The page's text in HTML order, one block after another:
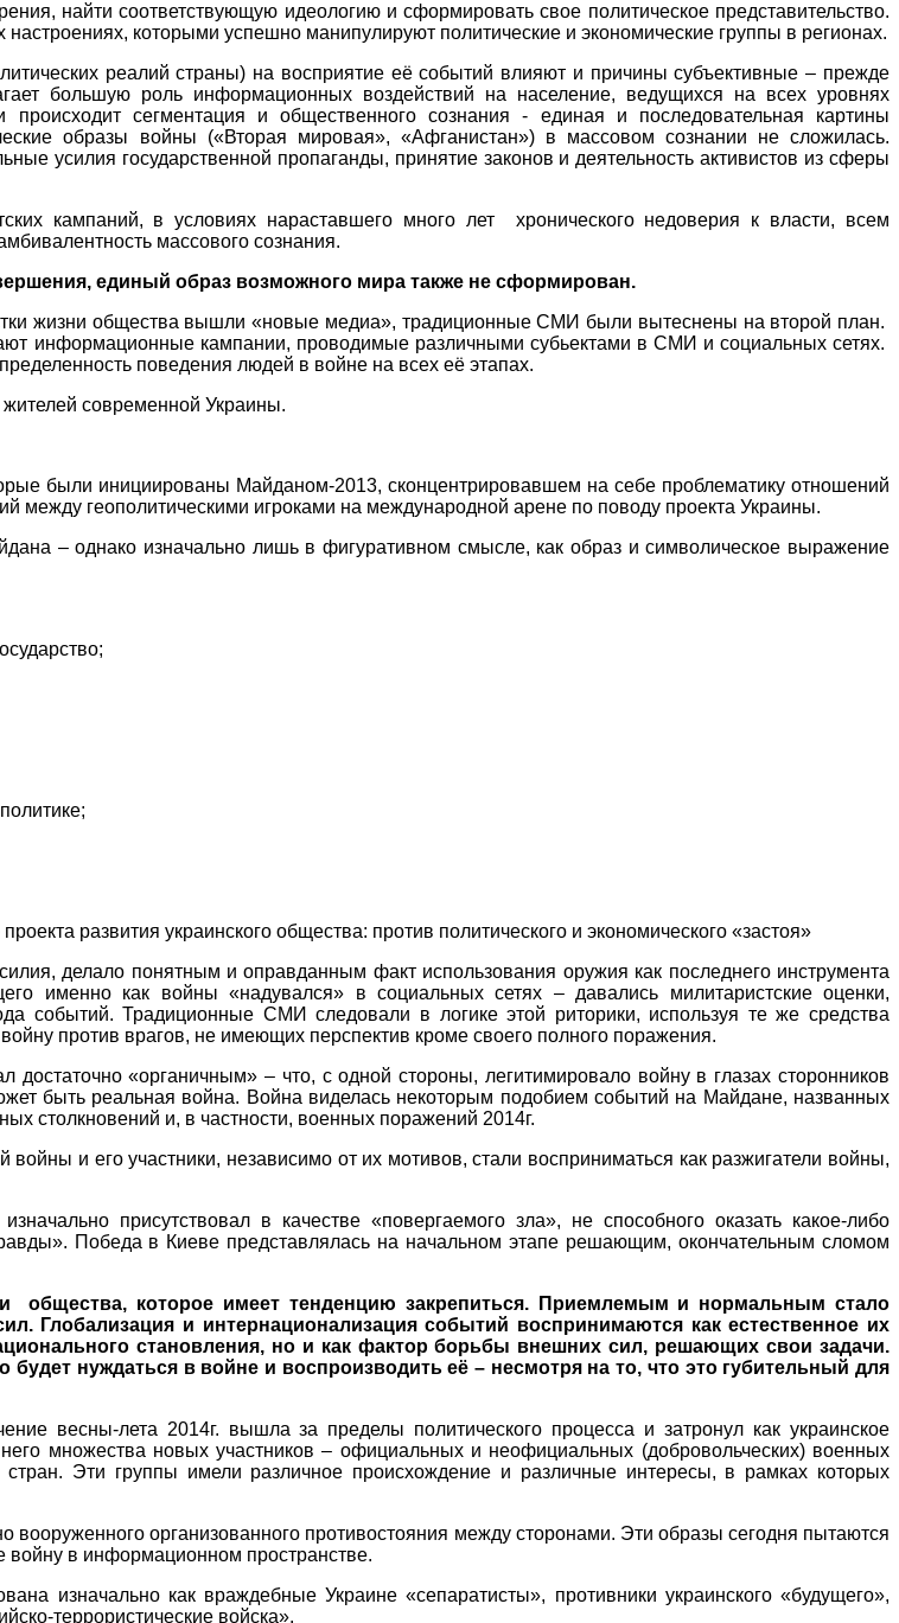
найти соответствующую идеологию и сформировать свое политическое представительство.
которыми успешно манипулируют политические и экономические группы в регионах.
реалий страны) на восприятие её событий влияют и причины субъективные – прежде
большую роль информационных воздействий на население, ведущихся на всех уровнях
сегментация и общественного сознания - единая и последовательная картины
образы войны («Вторая мировая», «Афганистан») в массовом сознании не сложилась.
усилия государственной пропаганды, принятие законов и деятельность активистов из сферы
кампаний, в условиях нараставшего много лет
хронического недоверия к власти, всем
массового сознания.
единый образ возможного мира также не сформирован.
жизни общества вышли «новые медиа», традиционные СМИ были вытеснены на второй план.
информационные кампании, проводимые различными субьектами в СМИ и социальных сетях.
поведения людей в войне на всех её этапах.
современной Украины.
были инициированы Майданом-2013, сконцентрировавшем на себе проблематику отношений
между геополитическими игроками на международной арене по поводу проекта Украины.
– однако изначально лишь в фигуративном смысле, как образ и символическое выражение
развития украинского общества: против политического и экономического «застоя»
делало понятным и оправданным факт использования оружия как последнего инструмента
именно как войны «надувался» в социальных сетях – давались милитаристские оценки,
событий. Традиционные СМИ следовали в логике этой риторики, используя те же средства
против врагов, не имеющих перспектив кроме своего полного поражения.
«органичным» – что, с одной стороны, легитимировало войну в глазах сторонников
быть реальная война. Война виделась некоторым подобием событий на Майдане, названных
столкновений и, в частности, военных поражений 2014г.
и его участники, независимо от их мотивов, стали восприниматься как разжигатели войны,
присутствовал в качестве «повергаемого зла», не способного оказать какое-либо
Победа в Киеве представлялась на начальном этапе решающим, окончательным сломом
общества, которое имеет тенденцию закрепиться. Приемлемым и нормальным стало
Глобализация и интернационализация событий воспринимаются как естественное их
становления, но и как фактор борьбы внешних сил, решающих свои задачи.
нуждаться в войне и воспроизводить её – несмотря на то, что это губительный для
весны-лета 2014г. вышла за пределы политического процесса и затронул как украинское
множества новых участников – официальных и неофициальных (добровольческих) военных
Эти группы имели различное происхождение и различные интересы, в рамках которых
организованного противостояния между сторонами. Эти образы сегодня пытаются
войну в информационном пространстве.
изначально как враждебные Украине «сепаратисты», противники украинского «будущего»,
террористические войска».